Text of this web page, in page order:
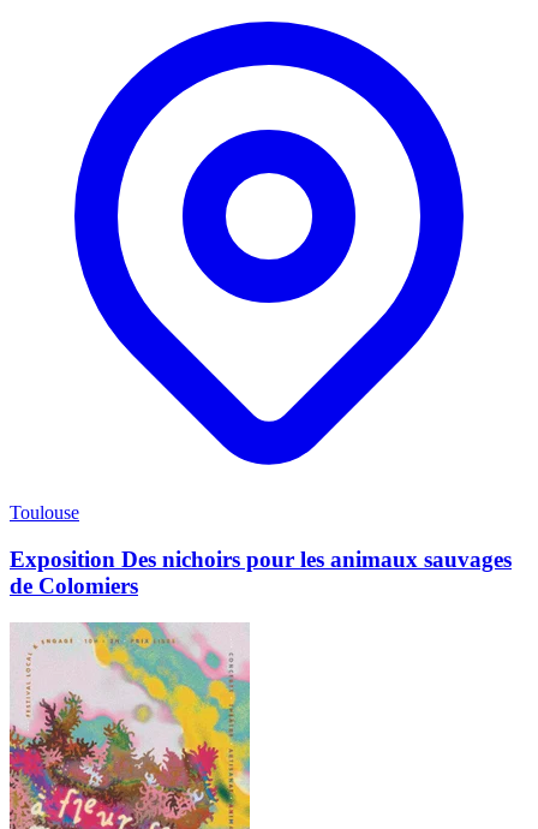
Toulouse
Exposition Des nichoirs pour les animaux sauvages
de Colomiers